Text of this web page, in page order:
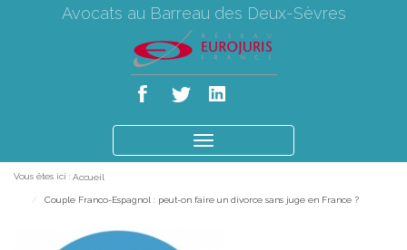
Avocats au Barreau des Deux-Sèvres
le
Vous êtes ici : Accueil
Couple Franco-Espagnol : peut-on faire un divorce sans juge en France ?